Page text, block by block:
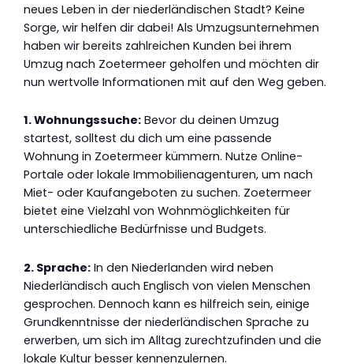
neues Leben in der niederländischen Stadt? Keine
Sorge, wir helfen dir dabei! Als Umzugsunternehmen
haben wir bereits zahlreichen Kunden bei ihrem
Umzug nach Zoetermeer geholfen und möchten dir
nun wertvolle Informationen mit auf den Weg geben.
1. Wohnungssuche: Bevor du deinen Umzug
startest, solltest du dich um eine passende
Wohnung in Zoetermeer kümmern. Nutze Online-
Portale oder lokale Immobilienagenturen, um nach
Miet- oder Kaufangeboten zu suchen. Zoetermeer
bietet eine Vielzahl von Wohnmöglichkeiten für
unterschiedliche Bedürfnisse und Budgets.
2. Sprache: In den Niederlanden wird neben
Niederländisch auch Englisch von vielen Menschen
gesprochen. Dennoch kann es hilfreich sein, einige
Grundkenntnisse der niederländischen Sprache zu
erwerben, um sich im Alltag zurechtzufinden und die
lokale Kultur besser kennenzulernen.